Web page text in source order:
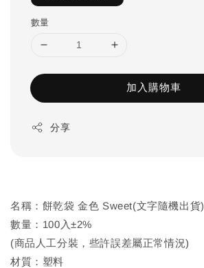
數量
加入購物車
分享
名稱：餅乾袋 金色 Sweet(文字隨機出貨)
數量：100入±2%
(商品人工分裝，些許誤差屬正常情況)
材質：塑料